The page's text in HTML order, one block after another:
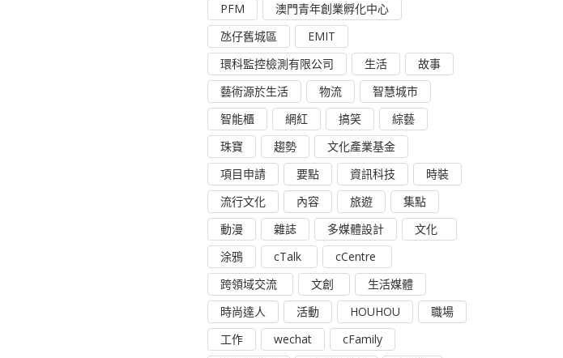
PFM
澳門青年創業孵化中心
氹仔舊城區
EMIT
環科監控檢測有限公司
生活
故事
藝術源於生活
物流
智慧城市
智能櫃
網紅 搞笑
綜藝
珠寶
趨勢
文化產業基金
項目申請
要點 資訊科技
時裝
流行文化
內容 旅遊
集點
動漫
雜誌 多媒體設計
文化
涂鴉
cTalk
cCentre
跨領域交流
文創
生活媒體
時尚達人
活動 HOUHOU
職場
工作
wechat
cFamily